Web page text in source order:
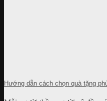
Hướng dẫn cách chọn quà tặng